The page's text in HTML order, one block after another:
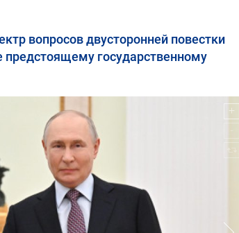
вопросов двусторонней повестки
государственному